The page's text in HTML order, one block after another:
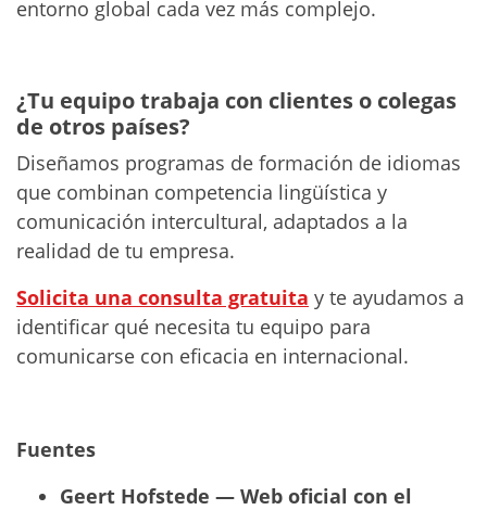
entorno global cada vez más complejo.
¿Tu equipo trabaja con clientes o colegas
de otros países?
Diseñamos programas de formación de idiomas
que combinan competencia lingüística y
comunicación intercultural, adaptados a la
realidad de tu empresa.
Solicita una consulta gratuita y te ayudamos a
identificar qué necesita tu equipo para
comunicarse con eficacia en internacional.
Fuentes
Geert Hofstede — Web oficial con el